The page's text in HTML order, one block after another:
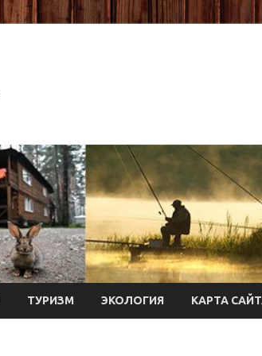
ТУРИЗМ ЭКОЛОГИЯ КАРТА